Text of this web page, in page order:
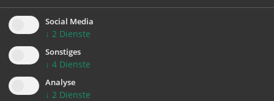
SOMMERAUSFLUGSTIPP
Social Media
↓ 2 Dienste
Sonstiges
↓ 4 Dienste
Analyse
↓ 2 Dienste